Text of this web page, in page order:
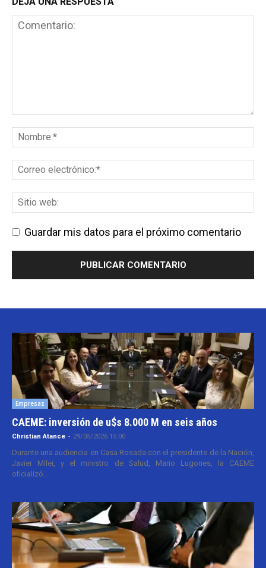
Guardar mis datos para el próximo comentario
Empresas
CAEME: inversión de u$s 8.000 M en seis años
Christian Atance - 29/05/2026 15:00
Durante una audiencia en Casa Rosada con el presidente de la Nación,
Javier Milei, y el ministro de Salud, Mario Lugones, la CAEME
oficializó...